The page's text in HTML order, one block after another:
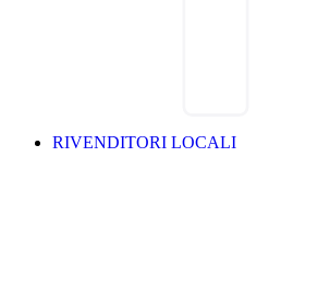
RIVENDITORI LOCALI